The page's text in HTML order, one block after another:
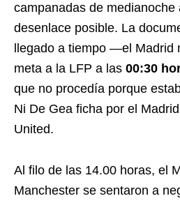
campanadas de medianoche
desenlace posible. La
llegado a tiempo —el Madrid
meta a la LFP a las 00:30
que no procedía porque
Ni De Gea ficha por el
United.
Al filo de las 14.00 horas, el
Manchester se sentaron a